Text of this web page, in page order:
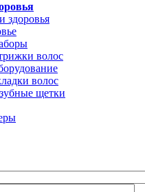
здоровья
волос
волос
щетки